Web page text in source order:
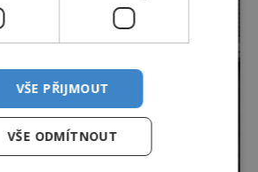
VŠE PŘIJMOUT
VŠE ODMÍTNOUT